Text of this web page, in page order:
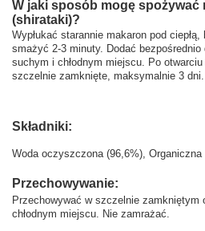
W jaki sposób mogę spożywać
(shirataki)?
Wypłukać starannie makaron pod
smażyć 2-3 minuty. Dodać
suchym i chłodnym miejscu. Po
szczelnie zamknięte, maksymalnie 3 dni.
Składniki:
Woda oczyszczona (96,6%),
Przechowywanie:
Przechowywać w szczelnie zamkniętym
chłodnym miejscu. Nie zamrażać.